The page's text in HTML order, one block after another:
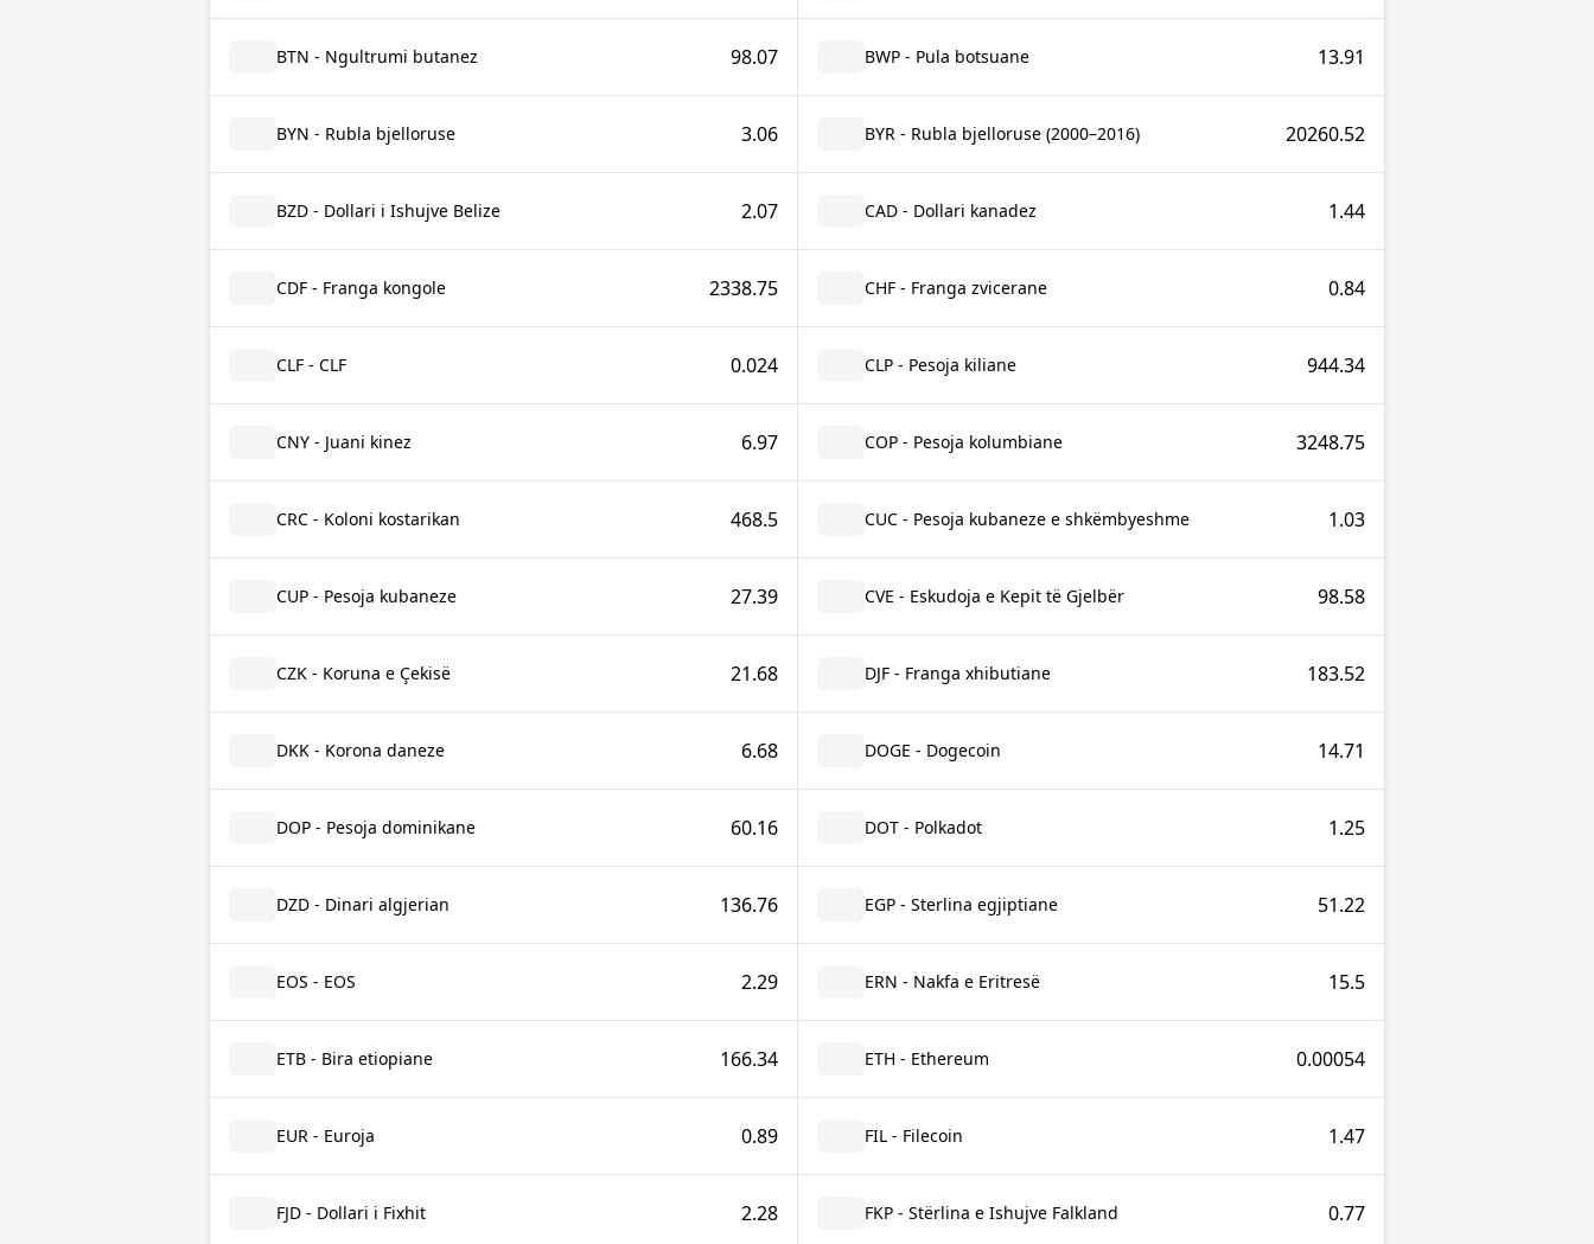
BTN - Ngultrumi butanez 98.07 BWP - Pula botsuane 13.91
BYN - Rubla bjelloruse 3.06 BYR - Rubla bjelloruse (2000–2016) 20260.52
BZD - Dollari i Ishujve Belize 2.07 CAD - Dollari kanadez 1.44
CDF - Franga kongole 2338.75 CHF - Franga zvicerane 0.84
CLF - CLF 0.024 CLP - Pesoja kiliane 944.34
CNY - Juani kinez 6.97 COP - Pesoja kolumbiane 3248.75
CRC - Koloni kostarikan 468.5 CUC - Pesoja kubaneze e shkëmbyeshme 1.03
CUP - Pesoja kubaneze 27.39 CVE - Eskudoja e Kepit të Gjelbër 98.58
CZK - Koruna e Çekisë 21.68 DJF - Franga xhibutiane 183.52
DKK - Korona daneze 6.68 DOGE - Dogecoin 14.71
DOP - Pesoja dominikane 60.16 DOT - Polkadot 1.25
DZD - Dinari algjerian 136.76 EGP - Sterlina egjiptiane 51.22
EOS - EOS 2.29 ERN - Nakfa e Eritresë 15.5
ETB - Bira etiopiane 166.34 ETH - Ethereum 0.00054
EUR - Euroja 0.89 FIL - Filecoin 1.47
FJD - Dollari i Fixhit 2.28 FKP - Stërlina e Ishujve Falkland 0.77